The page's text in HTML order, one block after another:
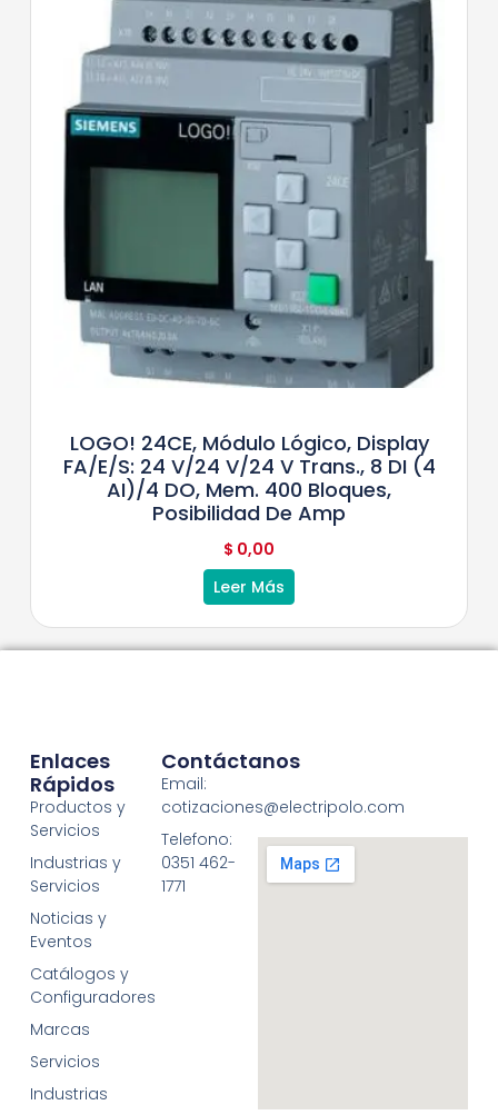
LOGO! 24CE, Módulo Lógico, Display
FA/E/S: 24 V/24 V/24 V Trans., 8 DI (4
AI)/4 DO, Mem. 400 Bloques,
Posibilidad De Amp
$ 0,00
Leer Más
Enlaces
Rápidos
Productos y
Servicios
Industrias y
Servicios
Noticias y
Eventos
Catálogos y
Configuradores
Marcas
Servicios
Industrias
Contáctanos
Email:
cotizaciones@electripolo.com
Telefono:
0351 462-
1771